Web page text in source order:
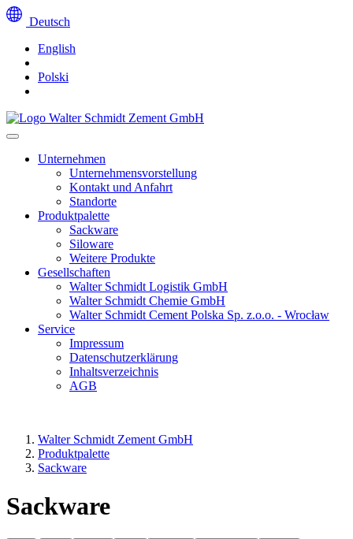
Deutsch
English
Polski
Unternehmen
Unternehmensvorstellung
Kontakt und Anfahrt
Standorte
Produktpalette
Sackware
Siloware
Weitere Produkte
Gesellschaften
Walter Schmidt Logistik GmbH
Walter Schmidt Chemie GmbH
Walter Schmidt Cement Polska Sp. z.o.o. - Wrocław
Service
Impressum
Datenschutzerklärung
Inhaltsverzeichnis
AGB
Walter Schmidt Zement GmbH
Produktpalette
Sackware
Sackware